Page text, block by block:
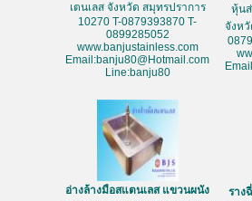
เตนเลส จังหวัด สมุทรปราการ
10270 T-0879393870 T-
0899285052
www.banjustainless.com
Email:banju80@Hotmail.com
Line:banju80
หุ้น
จังห
อ่างล้างมือสแตนเลส แขวนผนัง
ราง